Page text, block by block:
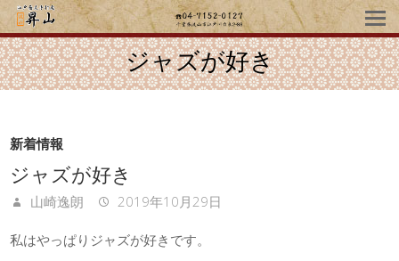
ジャズが好き
新着情報
ジャズが好き
山崎逸朗 2019年10月29日
私はやっぱりジャズが好きです。